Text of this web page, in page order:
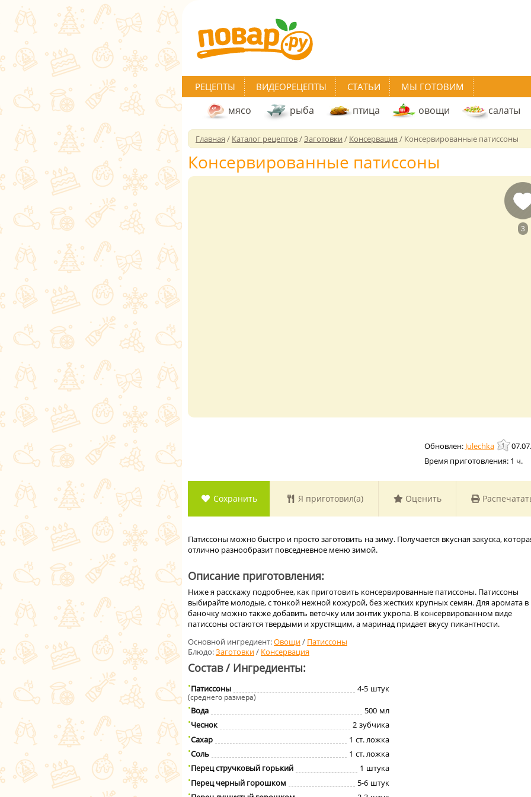
РЕЦЕПТЫ ВИДЕОРЕЦЕПТЫ СТАТЬИ МЫ ГОТОВИМ
мясо рыба птица овощи салаты
Главная / Каталог рецептов/Заготовки / Консервация / Консервированные патиссоны
Консервированные патиссоны
3
Julechka
Время приготовления: 1 ч.
Сохранить Я приготовил(а) Оценить
Патиссоны можно быстро и просто заготовить на зиму. Получается вкусная закуска,
отлично разнообразит повседневное меню зимой.
Описание приготовления:
Ниже я расскажу подробнее, как приготовить консервированные патиссоны. Патиссоны
выбирайте молодые, с тонкой нежной кожурой, без жестких крупных семян. Для аромата в
баночку можно также добавить веточку или зонтик укропа. В консервированном виде
патиссоны остаются твердыми и хрустящим, а маринад придает вкусу пикантности.
Основной ингредиент:Овощи/ Патиссоны
Блюдо:Заготовки/ Консервация
Состав / Ингредиенты:
Патиссоны 4-5 штук
(среднего размера)
Вода 500 мл
Чеснок
2 зубчика
Сахар
1 ст. ложка
Соль
1 ст. ложка
Перец стручковый горький
1 штука
Перец черный горошком
5-6 штук